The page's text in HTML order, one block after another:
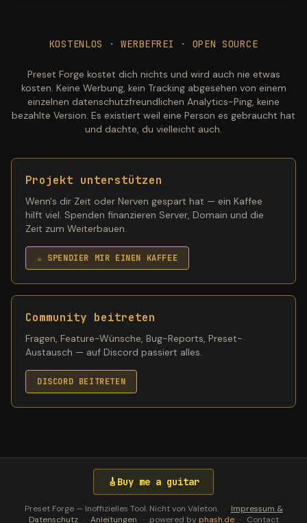
KOSTENLOS · WERBEFREI · OPEN SOURCE
Preset Forge kostet dich nichts und wird auch nie etwas
kosten. Keine Werbung, kein Tracking abgesehen von einem
einzelnen datenschutzfreundlichen Analytics-Ping, keine
bezahlte Version. Es existiert weil eine Person es gebraucht hat
und dachte, du vielleicht auch.
Projekt unterstützen
Wenn's dir Zeit oder Nerven gespart hat — ein Kaffee
hilft viel. Spenden finanzieren Server, Domain und die
Zeit zum Weiterbauen.
☕ SPENDIER MIR EINEN KAFFEE
Community beitreten
Fragen, Feature-Wünsche, Bug-Reports, Preset-
Austausch — auf Discord passiert alles.
DISCORD BEITRETEN
🎸 Buy me a guitar
Preset Forge — Inoffizielles Tool. Nicht von Valeton. · Impressum &
Datenschutz · Anleitungen · powered by phash.de · Contact